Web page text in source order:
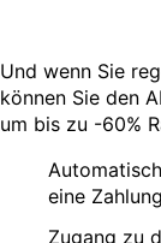
Und wenn Sie
können Sie den
um bis zu -60%
eine
Zugang zu